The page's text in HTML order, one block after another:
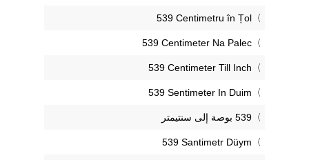
‎539 Centimetru în Țol
‎539 Centimeter Na Palec
‎539 Centimeter Till Inch
‎539 Sentimeter In Duim
‎539 Santimetr Düym